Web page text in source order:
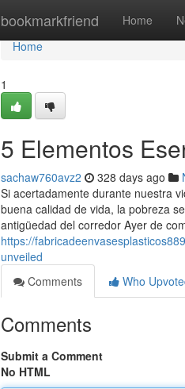
bookmarkfriend Home
Home
Home
1
5 Elementos
sachaw760avz2 328 days ago
Si acertadamente durante nuestra
buena calidad de vida, la pobreza
antigüedad del corredor Ayer de
https://
unveiled
Comments
Who
Comments
Submit a Comment
No HTML